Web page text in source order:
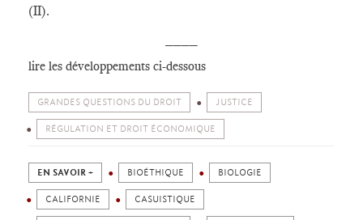
(II).
lire les développements ci-dessous
GRANDES QUESTIONS DU DROIT JUSTICE
RÉGULATION ET DROIT ÉCONOMIQUE
EN SAVOIR + BIOÉTHIQUE BIOLOGIE
CALIFORNIE CASUISTIQUE